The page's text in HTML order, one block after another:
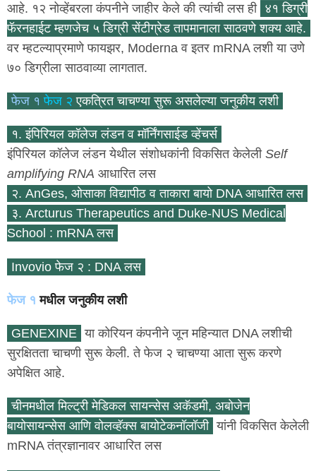
आहे. १२ नोव्हेंबरला कंपनीने जाहीर केले की त्यांची लस ही ४१ डिग्री
फॅरनहाईट म्हणजेच ५ डिग्री सेंटीग्रेड तापमानाला साठवणे शक्य आहे.
वर म्हटल्याप्रमाणे फायझर, Moderna व इतर mRNA लशी या उणे
७० डिग्रीला साठवाव्या लागतात.
फेज १ फेज २ एकत्रित चाचण्या सुरू असलेल्या जनुकीय लशी
१. इंपिरियल कॉलेज लंडन व मॉर्निंगसाईड व्हेंचर्स
इंपिरियल कॉलेज लंडन येथील संशोधकांनी विकसित केलेली Self
amplifying RNA आधारित लस
२. AnGes, ओसाका विद्यापीठ व ताकारा बायो DNA आधारित लस
३. Arcturus Therapeutics and Duke-NUS Medical
School : mRNA लस
Invovio फेज २ : DNA लस
फेज १ मधील जनुकीय लशी
GENEXINE या कोरियन कंपनीने जून महिन्यात DNA लशीची
सुरक्षितता चाचणी सुरू केली. ते फेज २ चाचण्या आता सुरू करणे
अपेक्षित आहे.
चीनमधील मिल्ट्री मेडिकल सायन्सेस अकॅडमी, अबोजेन
बायोसायन्सेस आणि वोलव्हॅक्स बायोटेकनॉलॉजी यांनी विकसित केलेली
mRNA तंत्रज्ञानावर आधारित लस